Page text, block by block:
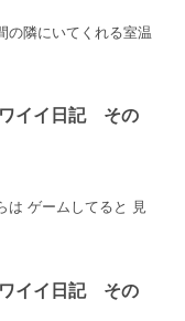
の隣にいてくれる室温
イイ日記 その
は ゲームしてると 見
イイ日記 その